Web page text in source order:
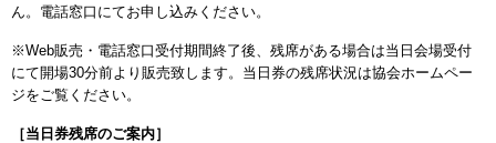
ん。電話窓口にてお申し込みください。
※Web販売・電話窓口受付期間終了後、残席がある場合は当日会場受付
にて開場30分前より販売致します。当日券の残席状況は協会ホームペー
ジをご覧ください。
［当日券残席のご案内］